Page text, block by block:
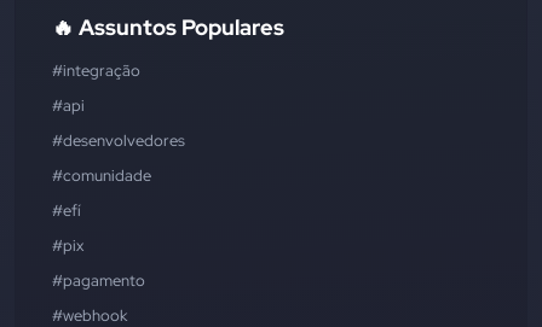
🔥 Assuntos Populares
#integração
#api
#desenvolvedores
#comunidade
#efí
#pix
#pagamento
#webhook